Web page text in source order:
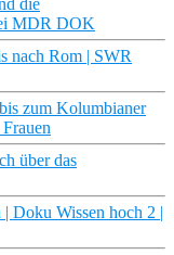
die
MDR DOK
nach Rom | SWR
zum Kolumbianer
über das
Doku Wissen hoch 2 |